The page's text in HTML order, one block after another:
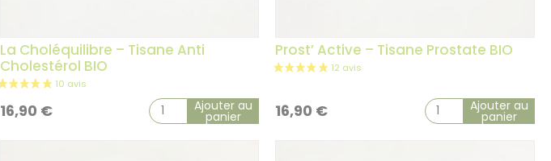
La Choléquilibre – Tisane Anti
Cholestérol BIO
16,90 € Ajouter au
panier
Prost’ Active – Tisane Prostate BIO
16,90 € Ajouter au
panier